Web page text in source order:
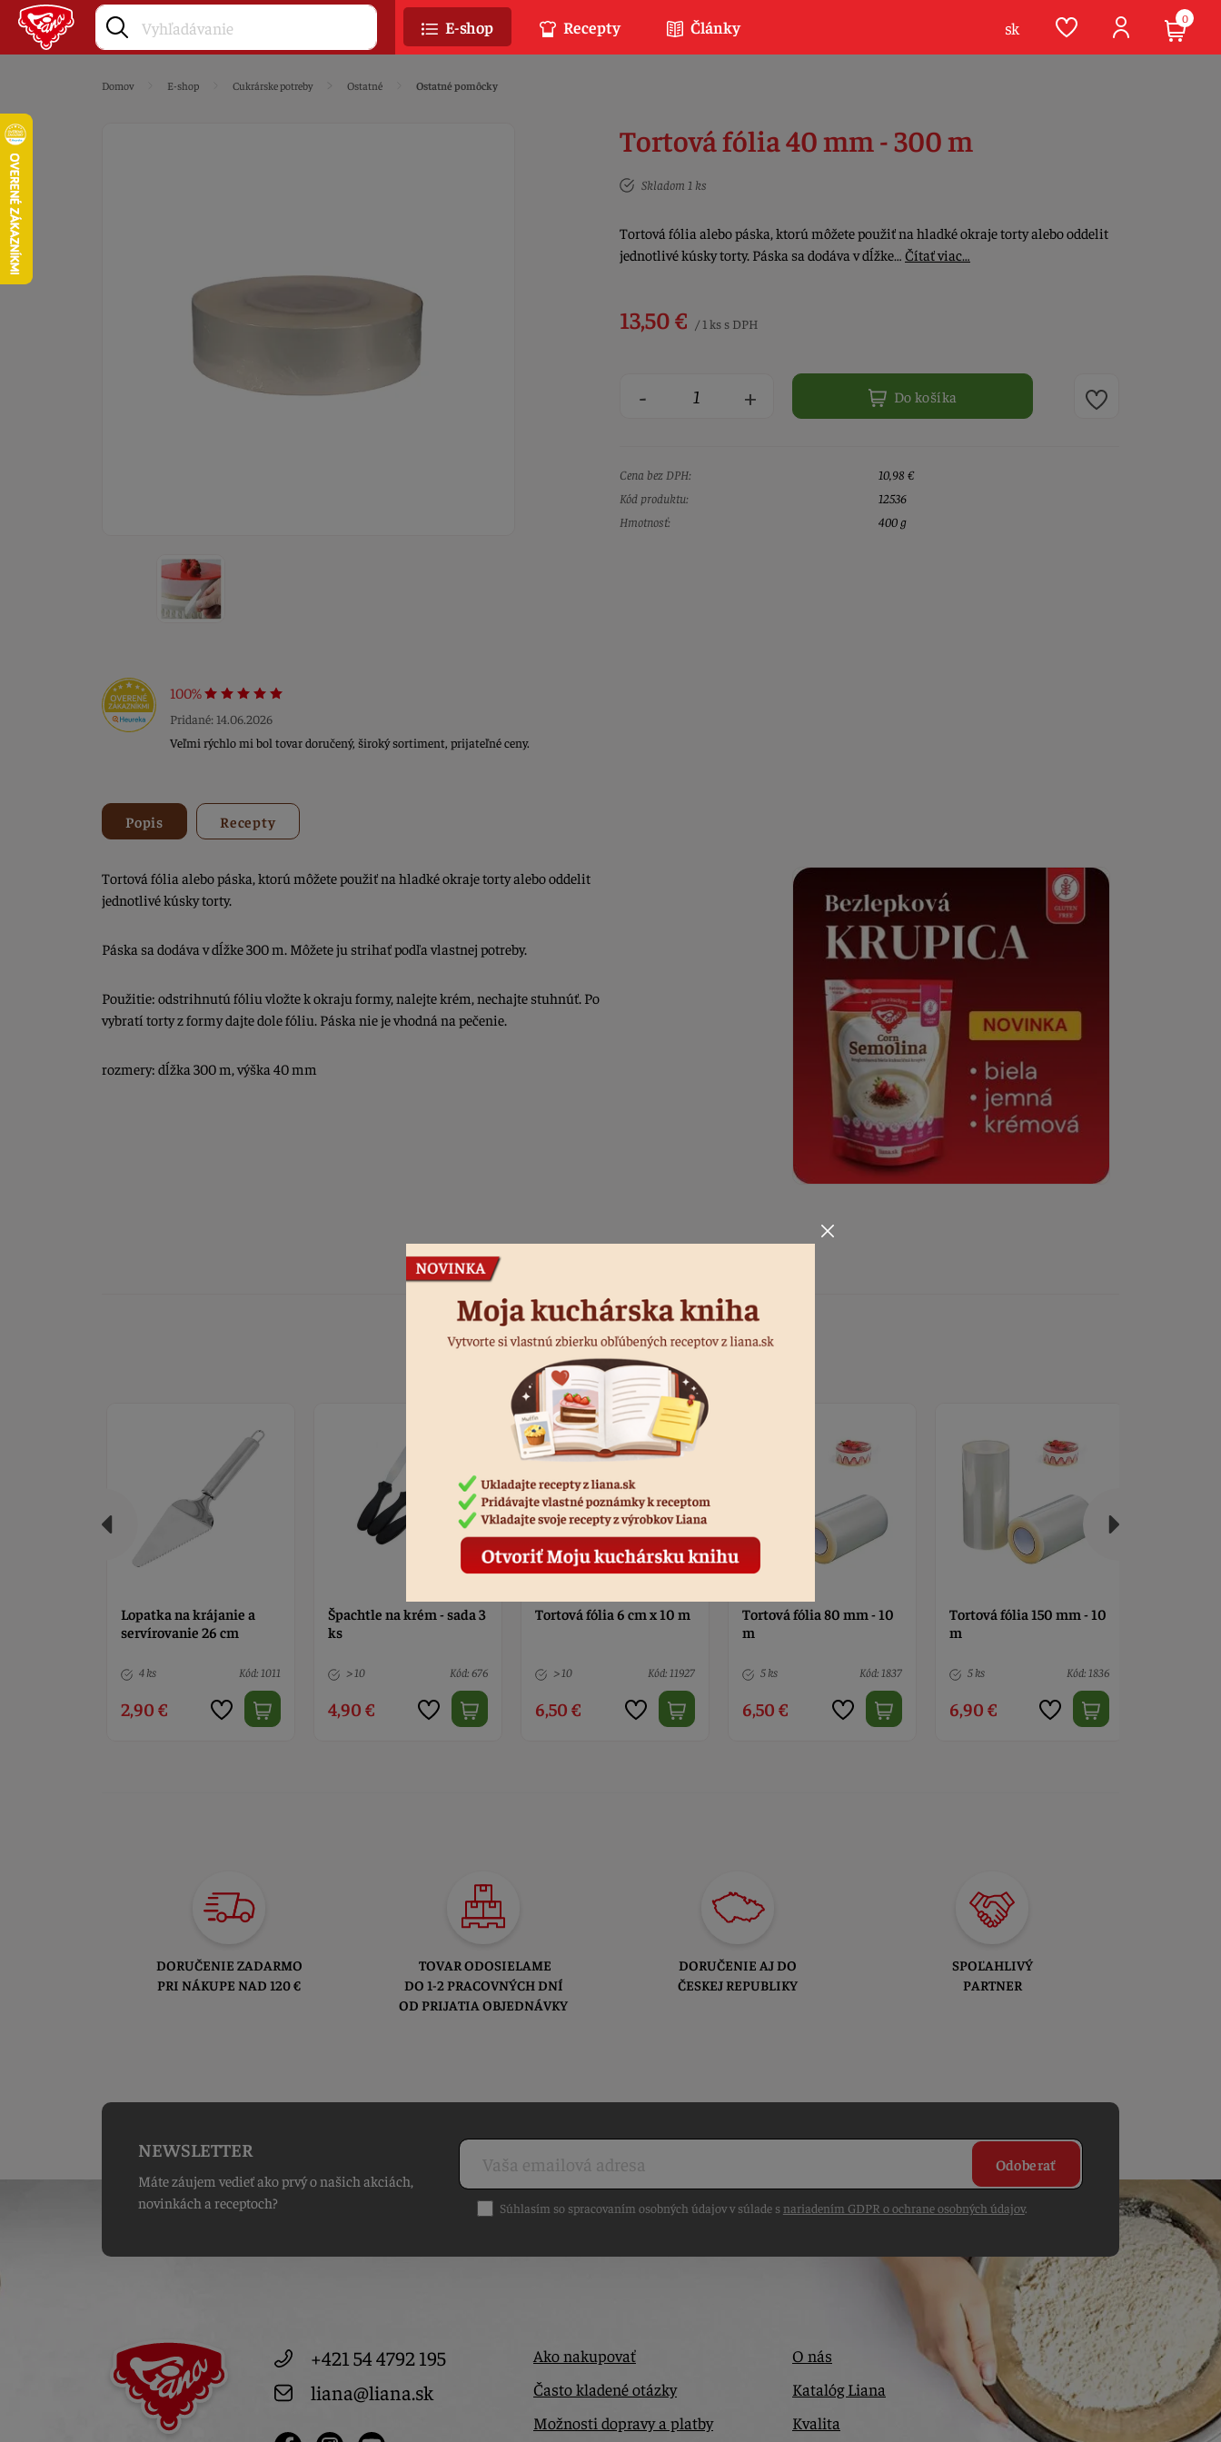
Domov E-shop Cukrárske potreby Ostatné Ostatné pomôcky
100%
Pridané: 14.06.2026
Veľmi rýchlo mi bol tovar doručený, široký sortiment, prijateľné ceny.
Tortová fólia 40 mm - 300 m
Skladom 1 ks
Tortová fólia alebo páska, ktorú môžete použiť na hladké okraje torty alebo oddelit
jednotlivé kúsky torty. Páska sa dodáva v dĺžke… Čítať viac…
13,50 € / 1 ks s DPH
- + Do košíka
Cena bez DPH:
10,98 €
Kód produktu:
12536
Hmotnosť:
400 g
Popis Recepty
Tortová fólia alebo páska, ktorú môžete použiť na hladké okraje torty alebo oddelit
jednotlivé kúsky torty.
Páska sa dodáva v dĺžke 300 m. Môžete ju strihať podľa vlastnej potreby.
Použitie: odstrihnutú fóliu vložte k okraju formy, nalejte krém, nechajte stuhnúť. Po
vybratí torty z formy dajte dole fóliu. Páska nie je vhodná na pečenie.
rozmery: dĺžka 300 m, výška 40 mm
Podobné produkty
Špachtle na krém - sada 3
ks
> 10 Kód: 676
4,90 €
Tortová fólia 6 cm x 10 m
> 10 Kód: 11927
6,50 €
Tortová fólia 80 mm - 10
5 ks Kód: 1837
6,50 €
Tortová fólia 150 mm - 10
m
5 ks Kód: 1836
6,90 €
Tortová fólia 100 mm -
10 m
> 10 Kód: 2138
7,10 €
DORUČENIE ZADARMO
PRI NÁKUPE NAD 120 €
TOVAR ODOSIELAME
DO 1-2 PRACOVNÝCH DNÍ
OD PRIJATIA OBJEDNÁVKY
DORUČENIE AJ DO
ČESKEJ REPUBLIKY
SPOĽAHLIVÝ
PARTNER
NEWSLETTER
Máte záujem vedieť ako prvý o našich akciách,
novinkách a receptoch?
Odoberať
Súhlasím so spracovaním osobných údajov v súlade snariadením GDPR o ochrane osobných údajov.
+421 54 4792 195
liana@liana.sk
Ako nakupovať
Často kladené otázky
Možnosti dopravy a platby
O nás
Katalóg Liana
Kvalita
E-shop Recepty Články sk 0